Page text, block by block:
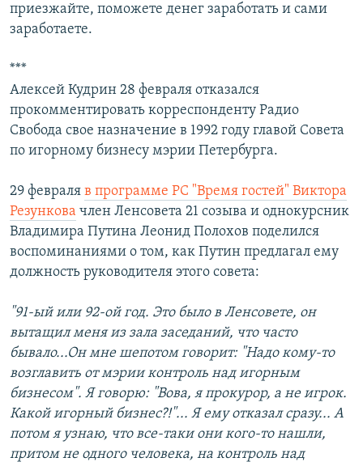
приезжайте, поможете денег заработать и сами
заработаете.
***
Алексей Кудрин 28 февраля отказался
прокомментировать корреспонденту Радио
Свобода свое назначение в 1992 году главой Совета
по игорному бизнесу мэрии Петербурга.
29 февраля в программе РС "Время гостей" Виктора
Резункова член Ленсовета 21 созыва и однокурсник
Владимира Путина Леонид Полохов поделился
воспоминаниями о том, как Путин предлагал ему
должность руководителя этого совета:
"91-ый или 92-ой год. Это было в Ленсовете, он
вытащил меня из зала заседаний, что часто
бывало...Он мне шепотом говорит: "Надо кому-то
возглавить от мэрии контроль над игорным
бизнесом". Я говорю: "Вова, я прокурор, а не игрок.
Какой игорный бизнес?!"... Я ему отказал сразу... А
потом я узнаю, что все-таки они кого-то нашли,
притом не одного человека, на контроль над